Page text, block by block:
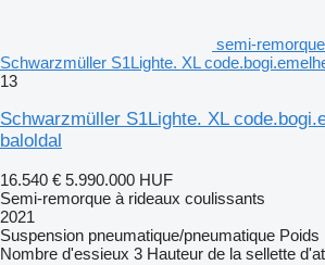
semi-
Schwarzmüller S1Lighte. XL
13
Schwarzmüller S1Lighte. XL
baloldal
16.540 € 5.990.000 HUF
Semi-remorque à rideaux coulissants
2021
Suspension pneumatique/pneumatique Poids
Nombre d'essieux 3 Hauteur de la sellette